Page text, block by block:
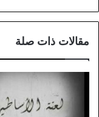
مقالات ذات صلة